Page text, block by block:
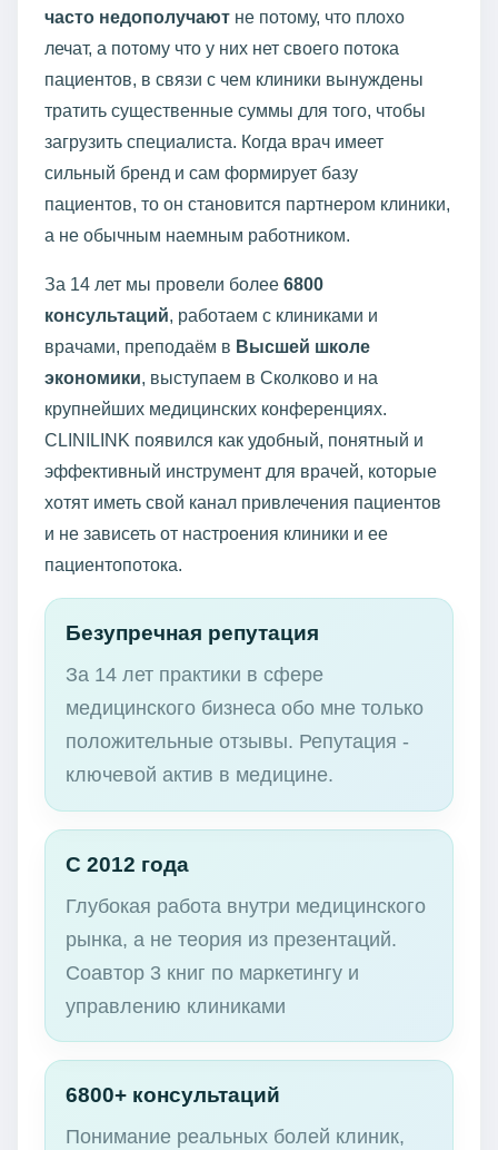
часто недополучают не потому, что плохо
лечат, а потому что у них нет своего потока
пациентов, в связи с чем клиники вынуждены
тратить существенные суммы для того, чтобы
загрузить специалиста. Когда врач имеет
сильный бренд и сам формирует базу
пациентов, то он становится партнером клиники,
а не обычным наемным работником.
За 14 лет мы провели более 6800
консультаций, работаем с клиниками и
врачами, преподаём в Высшей школе
экономики, выступаем в Сколково и на
крупнейших медицинских конференциях.
CLINILINK появился как удобный, понятный и
эффективный инструмент для врачей, которые
хотят иметь свой канал привлечения пациентов
и не зависеть от настроения клиники и ее
пациентопотока.
Безупречная репутация
За 14 лет практики в сфере
медицинского бизнеса обо мне только
положительные отзывы. Репутация -
ключевой актив в медицине.
С 2012 года
Глубокая работа внутри медицинского
рынка, а не теория из презентаций.
Соавтор 3 книг по маркетингу и
управлению клиниками
6800+ консультаций
Понимание реальных болей клиник,